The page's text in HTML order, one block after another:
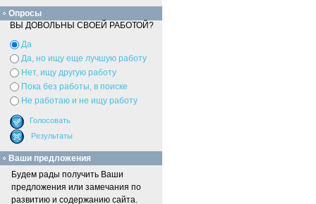
Опросы
ВЫ ДОВОЛЬНЫ СВОЕЙ РАБОТОЙ?
Да
Да, но ищу еще лучшую работу
Нет, ищу другую работу
Пока без работы, в поиске
Не работаю и не ищу работу
Ваши предложения
Будем рады получить Ваши
предложения или замечания по
развитию и содержанию сайта.